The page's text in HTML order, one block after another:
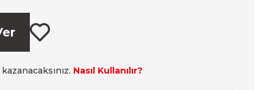
Nasıl Kullanılır?